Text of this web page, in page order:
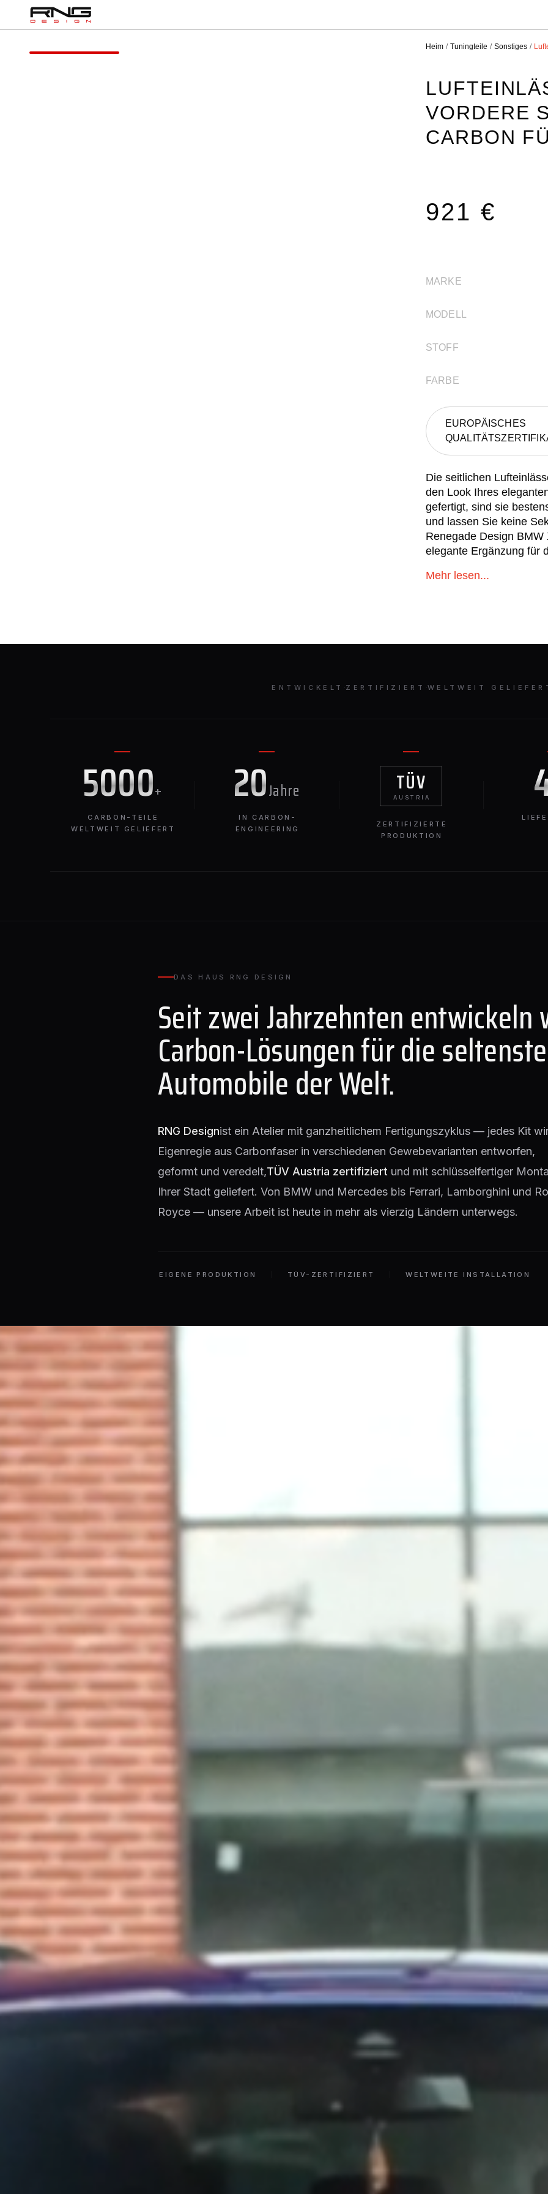
Heim Tuningteile Sonstiges
VORDERE
ARBON
921 €
MARKE
MODELL
STOFF
FARBE
EUROPÄISCHES
Die seitlichen
den Look Ihres
gefertigt, sind sie
und lassen Sie keine
Renegade Design
elegante Ergänzung für
Mehr lesen...
ENTWICKELT ·ZERTIFIZIERT ·WELTWEIT
5000+
CARBON-TEILE
WELTWEIT GELIEFERT
20Jahre
IN CARBON-
ENGINEERING
TÜV
AUSTRIA
ZERTIFIZIERTE
PRODUKTION
DAS HAUS RNG DESIGN
Seit zwei Jahrzehnten entwickeln
Carbon-Lösungen für die
Automobile der Welt.
RNG Designist ein Atelier mit ganzheitlichem Fertigungszyklus — jedes Kit
Eigenregie aus Carbonfaser in verschiedenen Gewebevarianten entworfen,
geformt und veredelt,TÜV Austria zertifiziert und mit schlüsselfertiger
Ihrer Stadt geliefert. Von BMW und Mercedes bis Ferrari, Lamborghini und
Royce — unsere Arbeit ist heute in mehr als vierzig Ländern unterwegs.
EIGENE PRODUKTION TÜV-ZERTIFIZIERT WELTWEITE INSTALLATION